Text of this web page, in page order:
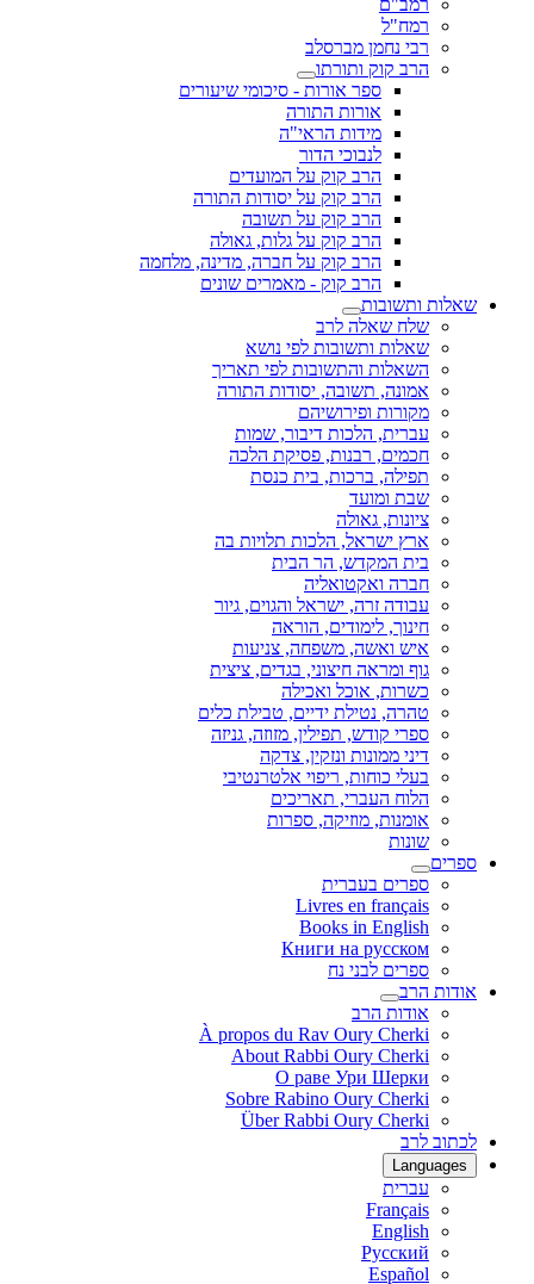
רמב"ם
רמח"ל
רבי נחמן מברסלב
הרב קוק ותורתו
ספר אורות - סיכומי שיעורים
אורות התורה
מידות הראי"ה
לנבוכי הדור
הרב קוק על המועדים
הרב קוק על יסודות התורה
הרב קוק על תשובה
הרב קוק על גלות, גאולה
הרב קוק על חברה, מדינה, מלחמה
הרב קוק - מאמרים שונים
שאלות ותשובות
שלח שאלה לרב
שאלות ותשובות לפי נושא
השאלות והתשובות לפי תאריך
אמונה, תשובה, יסודות התורה
מקורות ופירושיהם
עברית, הלכות דיבור, שמות
חכמים, רבנות, פסיקת הלכה
תפילה, ברכות, בית כנסת
שבת ומועד
ציונות, גאולה
ארץ ישראל, הלכות תלויות בה
בית המקדש, הר הבית
חברה ואקטואליה
עבודה זרה, ישראל והגוים, גיור
חינוך, לימודים, הוראה
איש ואשה, משפחה, צניעות
גוף ומראה חיצוני, בגדים, ציצית
כשרות, אוכל ואכילה
טהרה, נטילת ידיים, טבילת כלים
ספרי קודש, תפילין, מזוזה, גניזה
דיני ממונות ונזקין, צדקה
בעלי כוחות, ריפוי אלטרנטיבי
הלוח העברי, תאריכים
אומנות, מוזיקה, ספרות
שונות
ספרים
ספרים בעברית
Livres en français
Books in English
Книги на русском
ספרים לבני נח
אודות הרב
אודות הרב
À propos du Rav Oury Cherki
About Rabbi Oury Cherki
О раве Ури Шерки
Sobre Rabino Oury Cherki
Über Rabbi Oury Cherki
לכתוב לרב
Languages
עברית
Français
English
Русский
Español